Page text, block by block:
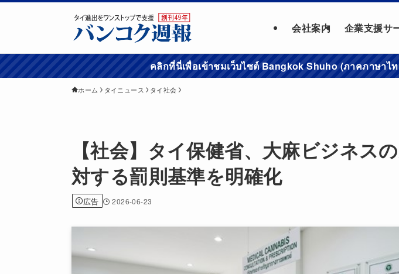
会社案内 企業支援サ
คลิกที่นี่เพื่อเข้าชมเว็บไซต์ Bangkok Shuho (ภาคภาษาไท
ホーム タイニュース タイ社会
【社会】タイ保健省、大麻ビジネス
対する罰則基準を明確化
広告 2026-06-23